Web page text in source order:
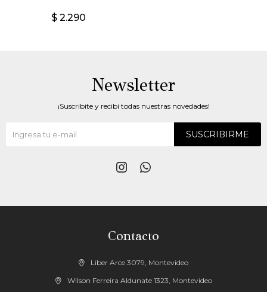
$ 2.290
Contacto
Liber Arce 3079, Montevideo
Wilson Ferreira Aldunate 1323, Montevideo
Newsletter
¡Suscribite y recibí todas nuestras novedades!
SUSCRIBIRME
 